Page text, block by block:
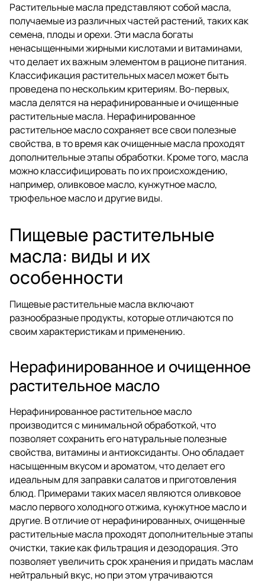
Растительные масла представляют собой масла,
получаемые из различных частей растений, таких как
семена, плоды и орехи. Эти масла богаты
ненасыщенными жирными кислотами и витаминами,
что делает их важным элементом в рационе питания.
Классификация растительных масел может быть
проведена по нескольким критериям. Во-первых,
масла делятся на нерафинированные и очищенные
растительные масла. Нерафинированное
растительное масло сохраняет все свои полезные
свойства, в то время как очищенные масла проходят
дополнительные этапы обработки. Кроме того, масла
можно классифицировать по их происхождению,
например, оливковое масло, кунжутное масло,
трюфельное масло и другие виды.
Пищевые растительные
масла: виды и их
особенности
Пищевые растительные масла включают
разнообразные продукты, которые отличаются по
своим характеристикам и применению.
Нерафинированное и очищенное
растительное масло
Нерафинированное растительное масло
производится с минимальной обработкой, что
позволяет сохранить его натуральные полезные
свойства, витамины и антиоксиданты. Оно обладает
насыщенным вкусом и ароматом, что делает его
идеальным для заправки салатов и приготовления
блюд. Примерами таких масел являются оливковое
масло первого холодного отжима, кунжутное масло и
другие. В отличие от нерафинированных, очищенные
растительные масла проходят дополнительные этапы
очистки, такие как фильтрация и дезодорация. Это
позволяет увеличить срок хранения и придать маслам
нейтральный вкус, но при этом утрачиваются